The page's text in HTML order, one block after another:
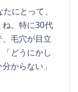
にとって、
。特に30代
毛穴が目立
どうにかし
からない」